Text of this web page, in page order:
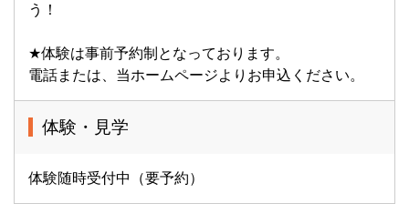
う！
★体験は事前予約制となっております。
電話または、当ホームページよりお申込ください。
体験・見学
体験随時受付中（要予約）